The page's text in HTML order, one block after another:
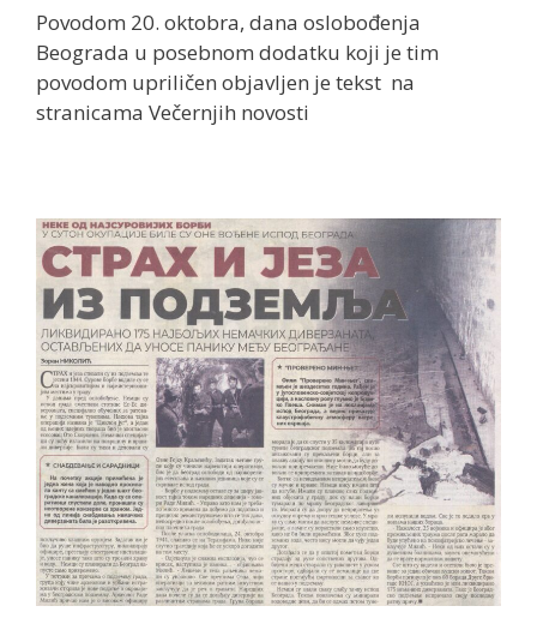
Povodom 20. oktobra, dana oslobođenja
Beograda u posebnom dodatku koji je tim
povodom upriličen objavljen je tekst na
stranicama Večernjih novosti